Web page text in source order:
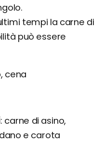
tempi la carne di
può essere
cena
carne di asino,
e carota